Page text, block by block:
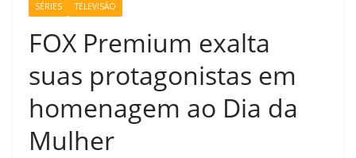
SÉRIES TELEVISÃO
FOX Premium exalta
suas protagonistas em
homenagem ao Dia da
Mulher